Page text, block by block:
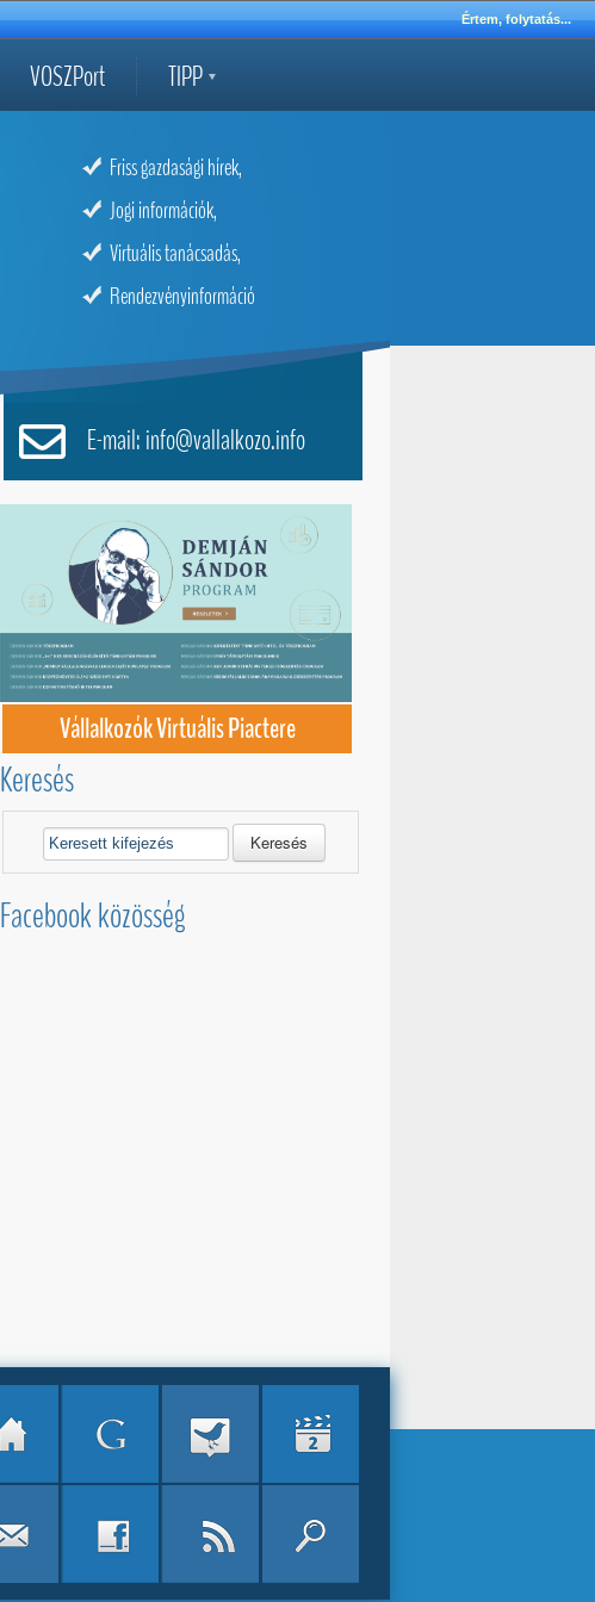
Értem, folytatás...
VOSZPort TIPP
Friss gazdasági hírek,
Jogi információk,
Virtuális tanácsadás,
Rendezvényinformáció
E-mail: info@vallalkozo.info
Vállalkozók Virtuális Piactere
Keresés
Keresés
Facebook közösség